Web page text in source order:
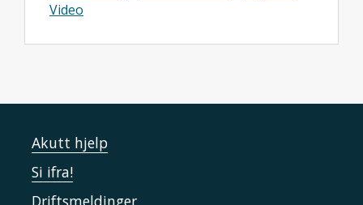
Video
Akutt hjelp
Si ifra!
Driftsmeldinger